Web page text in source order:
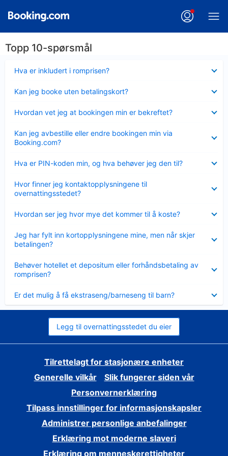
Topp 10-spørsmål
Hva er inkludert i romprisen?
mindre
Kan jeg booke uten betalingskort?
mindre
Hvordan vet jeg at bookingen min er bekreftet?
mindre
Kan jeg avbestille eller endre bookingen min via
Booking.com?
mindre
Hva er PIN-koden min, og hva behøver jeg den til?
mindre
Hvor finner jeg kontaktopplysningene til
overnattingsstedet?
mindre
Hvordan ser jeg hvor mye det kommer til å koste?
mindre
Jeg har fylt inn kortopplysningene mine, men når skjer
betalingen?
mindre
Behøver hotellet et depositum eller forhåndsbetaling av
romprisen?
mindre
Er det mulig å få ekstraseng/barneseng til barn?
mindre
Legg til overnattingsstedet du eier
Tilrettelagt for stasjonære enheter
Generelle vilkår
Slik fungerer siden vår
Personvernerklæring
Tilpass innstillinger for informasjonskapsler
Administrer personlige anbefalinger
Erklæring mot moderne slaveri
Erklæring om menneskerettigheter